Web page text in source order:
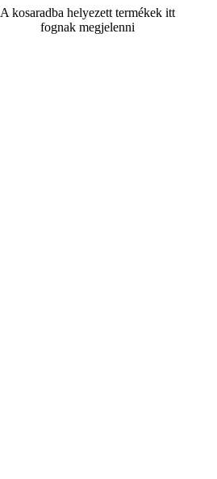
A kosaradba helyezett termékek itt
fognak megjelenni